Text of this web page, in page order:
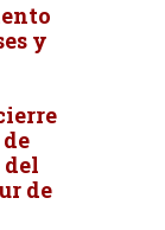
y
de